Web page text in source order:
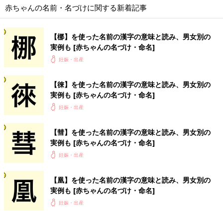
赤ちゃんの名前・名づけに関する新着記事
【梛】を使った名前の漢字の意味と読み、男女別の
実例も [赤ちゃんの名づけ・命名]
妊娠・出産
【徠】を使った名前の漢字の意味と読み、男女別の
実例も [赤ちゃんの名づけ・命名]
妊娠・出産
【彗】を使った名前の漢字の意味と読み、男女別の
実例も [赤ちゃんの名づけ・命名]
妊娠・出産
【凰】を使った名前の漢字の意味と読み、男女別の
実例も [赤ちゃんの名づけ・命名]
妊娠・出産